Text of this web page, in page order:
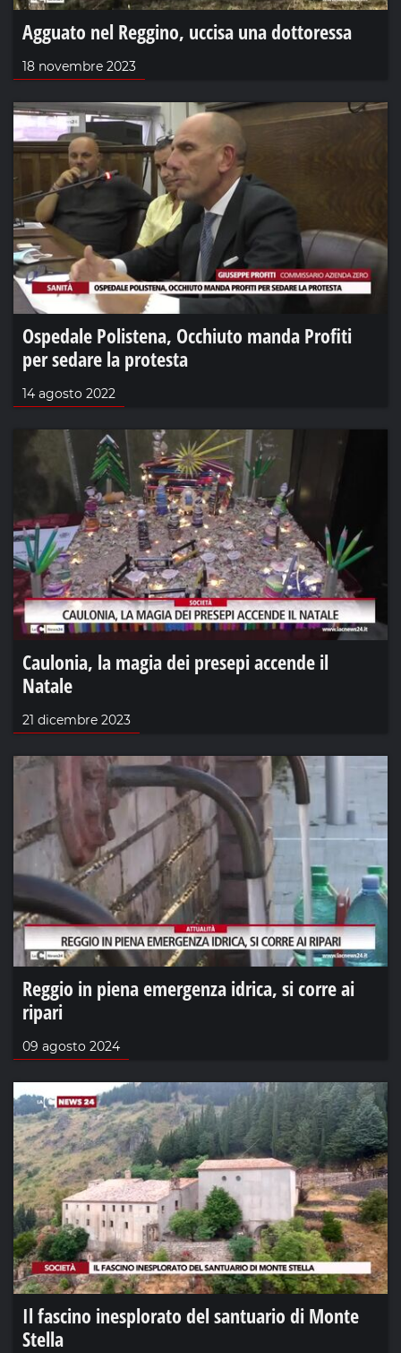
Agguato nel Reggino, uccisa una dottoressa
18 novembre 2023
Ospedale Polistena, Occhiuto manda Profiti
per sedare la protesta
14 agosto 2022
Caulonia, la magia dei presepi accende il
Natale
21 dicembre 2023
Reggio in piena emergenza idrica, si corre ai
ripari
09 agosto 2024
Il fascino inesplorato del santuario di Monte
Stella